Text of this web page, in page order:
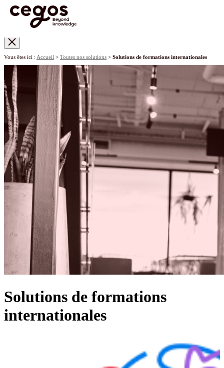
Vous êtes ici : Accueil > Toutes nos solutions > Solutions de formations internationales
Solutions de formations
internationales